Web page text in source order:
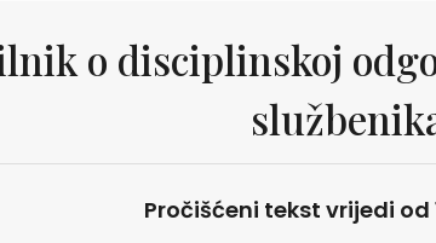
o disciplinskoj
Pročišćeni tekst vrijedi od